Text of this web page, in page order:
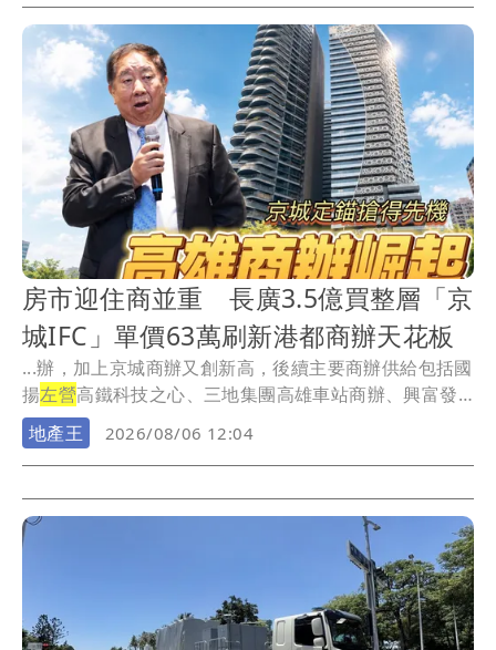
房市迎住商並重 長廣3.5億買整層「京
城IFC」單價63萬刷新港都商辦天花板
...辦，加上京城商辦又創新高，後續主要商辦供給包括國
揚左營高鐵科技之心、三地集團高雄車站商辦、興富發
特貿...
地產王 2026/08/06 12:04